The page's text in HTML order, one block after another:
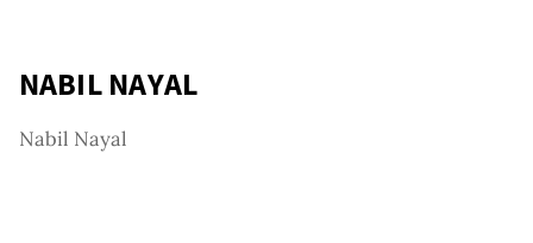
NABIL NAYAL
Nabil Nayal